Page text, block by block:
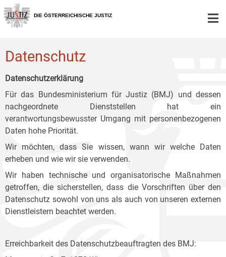
Zur
Hauptnavigation
[1]
Zum
Inhalt
[2]
Zum
Untermenü
[3]
DIE ÖSTERREICHISCHE JUSTIZ
Datenschutz
Datenschutzerklärung
Für das Bundesministerium für Justiz (BMJ) und dessen
nachgeordnete Dienststellen hat ein
verantwortungsbewusster Umgang mit personenbezogenen
Daten hohe Priorität.
Wir möchten, dass Sie wissen, wann wir welche Daten
erheben und wie wir sie verwenden.
Wir haben technische und organisatorische Maßnahmen
getroffen, die sicherstellen, dass die Vorschriften über den
Datenschutz sowohl von uns als auch von unseren externen
Dienstleistern beachtet werden.
Erreichbarkeit des Datenschutzbeauftragten des BMJ: